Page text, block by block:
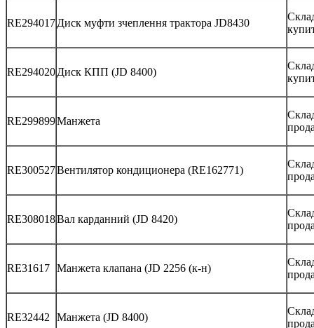
RE294017Диск муфти зчеплення трактора JD8430
RE294020Диск КПП (JD 8400)
RE299899Манжета
RE300527Вентилятор кондиционера (RE162771)
RE308018Вал карданний (JD 8420)
RE31617 Манжета клапана (JD 2256 (к-н)
RE32442 Манжета (JD 8400)